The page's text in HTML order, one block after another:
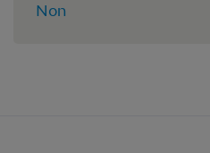
Non